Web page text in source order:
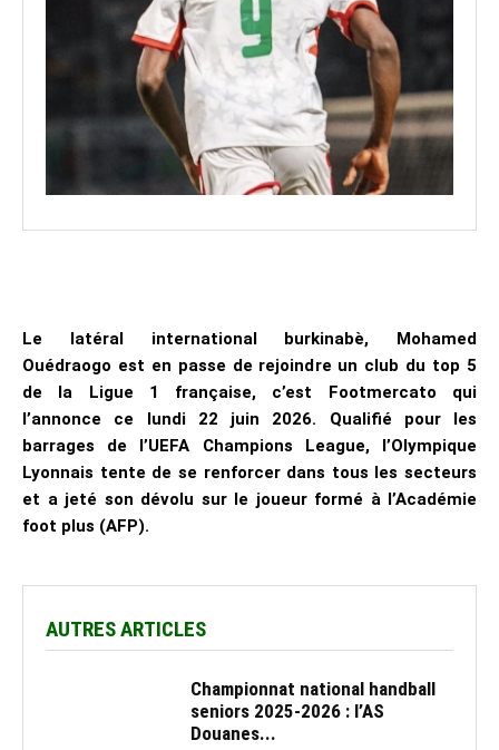
Le latéral international burkinabè, Mohamed
Ouédraogo est en passe de rejoindre un club du top 5
de la Ligue 1 française, c’est Footmercato qui
l’annonce ce lundi 22 juin 2026. Qualifié pour les
barrages de l’UEFA Champions League, l’Olympique
Lyonnais tente de se renforcer dans tous les secteurs
et a jeté son dévolu sur le joueur formé à l’Académie
foot plus (AFP).
AUTRES ARTICLES
Championnat national handball
seniors 2025-2026 : l’AS
Douanes...